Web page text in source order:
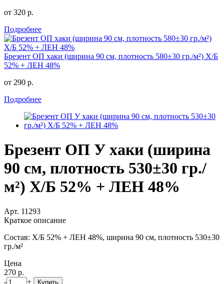
от 320 р.
Подробнее
Брезент ОП хаки (ширина 90 см, плотность 580±30 гр./м²) Х/Б
52% + ЛЕН 48%
от 290 р.
Подробнее
Брезент ОП У хаки (ширина
90 см, плотность 530±30 гр./
м²) Х/Б 52% + ЛЕН 48%
Арт. 11293
Краткое описание
Состав: Х/Б 52% + ЛЕН 48%, ширина 90 см, плотность 530±30
гр./м²
Цена
270 р.
-
+ Купить